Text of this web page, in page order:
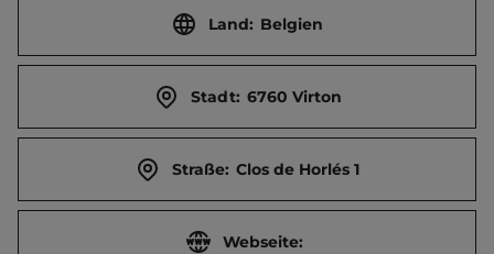
Land: Belgien
Stadt: 6760 Virton
Straße: Clos de Horlés 1
Webseite: